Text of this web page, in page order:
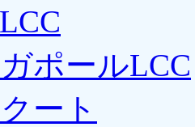
ポールLCC
ート